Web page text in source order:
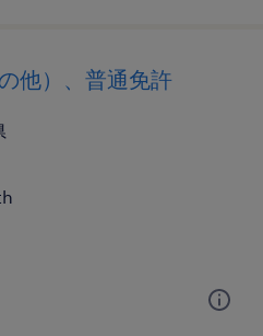
他）、普通免許